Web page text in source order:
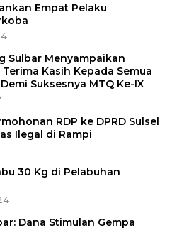
Empat Pelaku
Sulbar Menyampaikan
Kasih Kepada Semua
Suksesnya MTQ Ke-IX
RDP ke DPRD Sulsel
Ilegal di Rampi
30 Kg di Pelabuhan
Dana Stimulan Gempa